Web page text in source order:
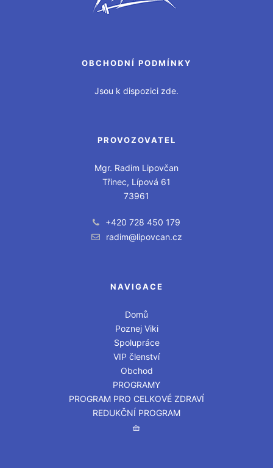
OBCHODNÍ PODMÍNKY
Jsou k dispozici zde.
PROVOZOVATEL
Mgr. Radim Lipovčan
Třinec, Lípová 61
73961
+420 728 450 179
radim@lipovcan.cz
NAVIGACE
Domů
Poznej Viki
Spolupráce
VIP členství
Obchod
PROGRAMY
PROGRAM PRO CELKOVÉ ZDRAVÍ
REDUKČNÍ PROGRAM
🧺